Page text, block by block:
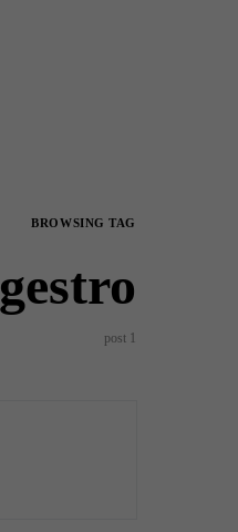
BROWSING TAG
gestro
1 post